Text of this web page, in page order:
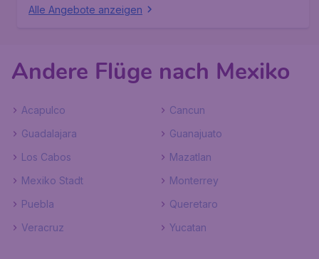
Alle Angebote anzeigen
Andere Flüge nach Mexiko
Acapulco
Cancun
Guadalajara
Guanajuato
Los Cabos
Mazatlan
Mexiko Stadt
Monterrey
Puebla
Queretaro
Veracruz
Yucatan